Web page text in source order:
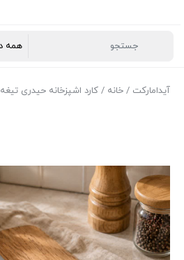
آیدامارکت / خانه / کارد اشپزخانه حیدری تیغه 20 سانتی